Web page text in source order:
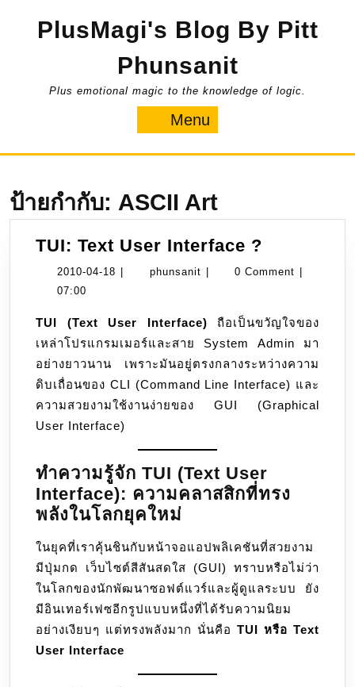
PlusMagi's Blog By Pitt
Phunsanit
Plus emotional magic to the knowledge of logic.
Menu
ป้ายกำกับ: ASCII Art
TUI: Text User Interface ?
Text
?
2010-04-18 2010- phunsanit phunsanit0 Comment
07:00
TUI (Text User Interface) ถือเป็นขวัญใจของ
เหล่าโปรแกรมเมอร์และสาย System Admin มา
อย่างยาวนาน เพราะมันอยู่ตรงกลางระหว่างความ
ดิบเถื่อนของ CLI (Command Line Interface) และ
ความสวยงามใช้งานง่ายของ GUI (Graphical
User Interface)
ทำความรู้จัก TUI (Text User
Interface): ความคลาสสิกที่ทรง
พลังในโลกยุคใหม่
ในยุคที่เราคุ้นชินกับหน้าจอแอปพลิเคชันที่สวยงาม
มีปุ่มกด เว็บไซต์สีสันสดใส (GUI) ทราบหรือไม่ว่า
ในโลกของนักพัฒนาซอฟต์แวร์และผู้ดูแลระบบ ยัง
มีอินเทอร์เฟซอีกรูปแบบหนึ่งที่ได้รับความนิยม
อย่างเงียบๆ แต่ทรงพลังมาก นั่นคือ TUI หรือ Text
User Interface